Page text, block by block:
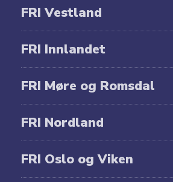
FRI Vestland
FRI Innlandet
FRI Møre og Romsdal
FRI Nordland
FRI Oslo og Viken